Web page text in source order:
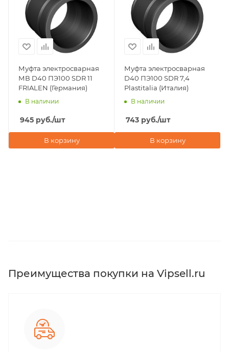
Муфта электросварная
МВ D40 ПЭ100 SDR 11
FRIALEN (Германия)
В наличии
945 руб./шт
В корзину
Муфта электросварная
D40 ПЭ100 SDR 7,4
Plastitalia (Италия)
В наличии
743 руб./шт
В корзину
Преимущества покупки на Vipsell.ru